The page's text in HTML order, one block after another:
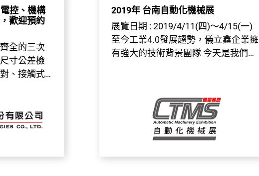
控、機構
歡迎預約
全的三次
寸公差檢
、接觸式
精度檢驗
儀器保養
滿意，讓
2019年 台南自動化機械展
展覽日期 : 2019/4/11(四)～4/15(一)
至今工業4.0發展趨勢，儀立鑫企業擁
有強大的技術背景團隊 今天是我們開